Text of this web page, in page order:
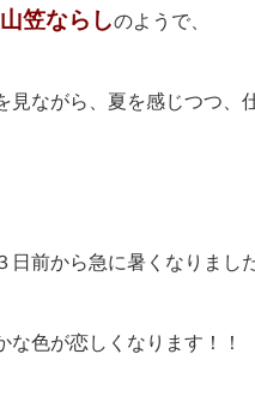
笠ならしのようで、
見ながら、夏を感じつつ、
日前から急に暑くなりまし
な色が恋しくなります！！